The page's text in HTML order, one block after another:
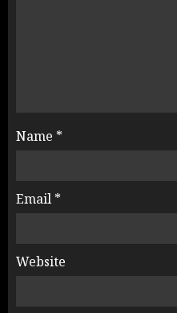
Name *
Email *
Website